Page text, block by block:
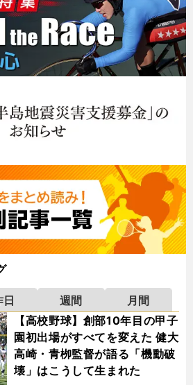
日 週間
月間
【高校野球】創部10年目の甲子
園初出場がすべてを変えた 健大
高崎・青栁監督が語る「機動破
壊」はこうして生まれた